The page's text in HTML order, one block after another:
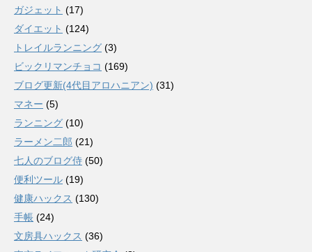
ガジェット (17)
ダイエット (124)
トレイルランニング (3)
ビックリマンチョコ (169)
ブログ更新(4代目アロハニアン) (31)
マネー (5)
ランニング (10)
ラーメン二郎 (21)
七人のブログ侍 (50)
便利ツール (19)
健康ハックス (130)
手帳 (24)
文房具ハックス (36)